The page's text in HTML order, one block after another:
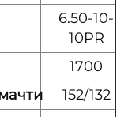
6.50-10-
10PR
1700
152/132